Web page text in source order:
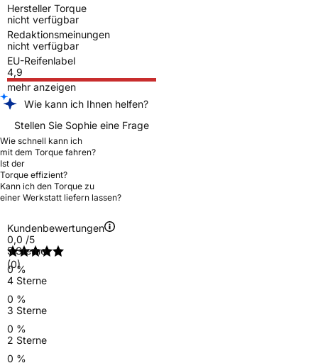
Hersteller Torque
nicht verfügbar
Redaktionsmeinungen
nicht verfügbar
EU-Reifenlabel
4,9
mehr anzeigen
Wie kann ich Ihnen helfen?
Stellen Sie Sophie eine Frage
Wie schnell kann ich
mit dem Torque fahren?
Ist der
Torque effizient?
Kann ich den Torque zu
einer Werkstatt liefern lassen?
Kundenbewertungen
0,0 /5
(0)
5 Sterne
0 %
4 Sterne
0 %
3 Sterne
0 %
2 Sterne
0 %